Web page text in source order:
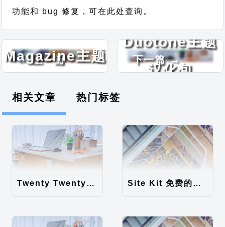
功能和 bug 修复，可在此处查询。
← 上一篇
Daily
Magazine主题
下一篇 →
Duotone主题
汉化包
相关文章 热门标签
Twenty Twenty-Five 免费的WordPress内容主题 Site Kit 免费的WordPress数据统计插件